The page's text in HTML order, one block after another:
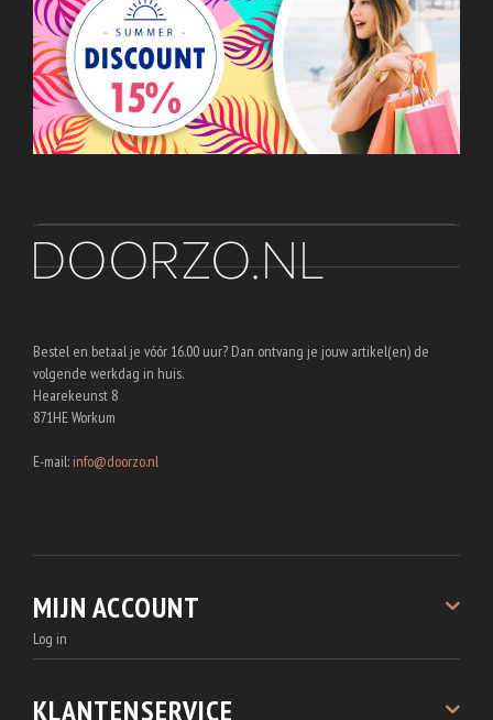
Bestel en betaal je vóór 16.00 uur? Dan ontvang je jouw artikel(en) de
volgende werkdag in huis.
Hearekeunst 8
871HE Workum
E-mail: info@doorzo.nl
MIJN ACCOUNT
Log in
Bestellingen
KLANTENSERVICE